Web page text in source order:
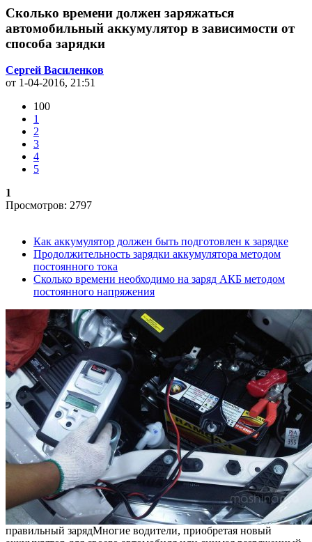
Сколько времени должен заряжаться
автомобильный аккумулятор в зависимости от
способа зарядки
Сергей Василенков
от 1-04-2016, 21:51
100
1
2
3
4
5
1
Просмотров: 2797
Как аккумулятор должен быть подготовлен к зарядке
Продолжительность зарядки аккумулятора методом
постоянного тока
Сколько времени необходимо на заряд АКБ методом
постоянного напряжения
правильный зарядМногие водители, приобретая новый